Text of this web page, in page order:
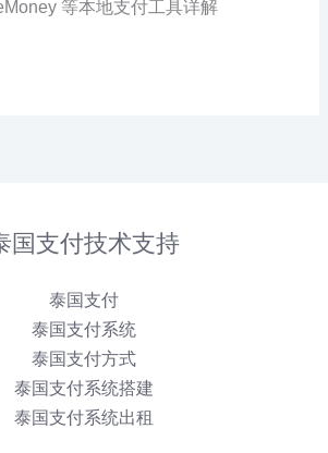
等本地支付工具详解
国支付技术支持
泰国支付
泰国支付系统
泰国支付方式
泰国支付系统搭建
泰国支付系统出租